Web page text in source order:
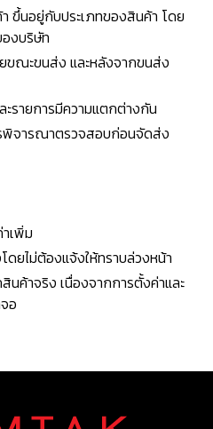
ขึ้นอยู่กับประเภทของสินค้า โดย
งบริษัท
ขณะขนส่ง และหลังจากขนส่ง
รายการมีความแตกต่างกัน
พิจารณาตรวจสอบก่อนจัดส่ง
เพิ่ม
ดยไม่ต้องแจ้งให้ทราบล่วงหน้า
ค้าจริง เนื่องจากการตั้งค่าและ
อ